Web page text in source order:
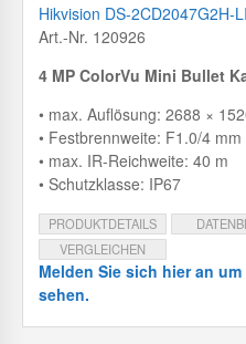
Hikvision DS-2CD2047G2H-
Art.-Nr. 120926
4 MP ColorVu Mini Bullet
• max. Auflösung: 2688 ×
• Festbrennweite: F1.0/4 mm
• max. IR-Reichweite: 40 m
• Schutzklasse: IP67
PRODUKTDETAILS
VERGLEICHEN
Melden Sie sich hier an
sehen.